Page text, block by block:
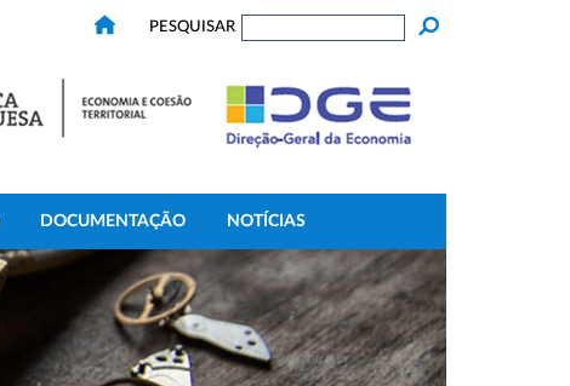
PESQUISAR
DOCUMENTAÇÃO NOTÍCIAS